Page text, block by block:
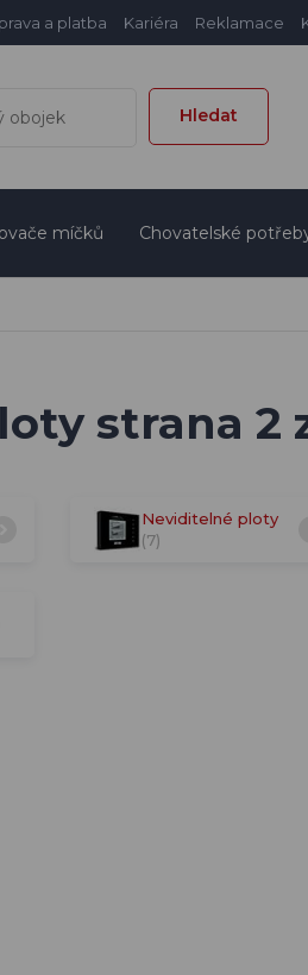
a platba Kariéra Reklamace
Hledat
míčků Chovatelské
strana 2
Neviditelné ploty
(7)